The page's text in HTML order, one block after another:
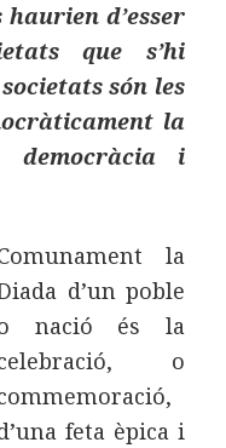
d’esser
que s’hi
són les
la
democràcia i
la
d’un poble
nació és la
o
feta èpica i